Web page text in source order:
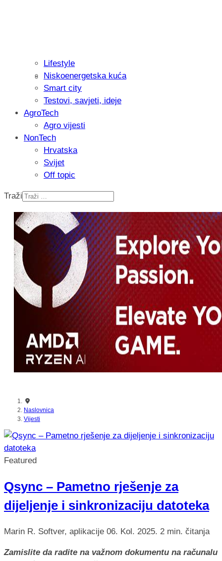
Isprobali smo: Thermostar
Recenzija: Einhell Professional CP-
nikada prije
Lifestyle
Niskoenergetska kuća
Smart city
Testovi, savjeti, ideje
AgroTech
Agro vijesti
NonTech
Hrvatska
Svijet
Off topic
Traži
Naslovnica
Vijesti
Featured
Qsync – Pametno rješenje za
dijeljenje i sinkronizaciju datoteka
Marin R. Softver, aplikacije 06. Kol. 2025. 2 min. čitanja
Zamislite da radite na važnom dokumentu na računalu